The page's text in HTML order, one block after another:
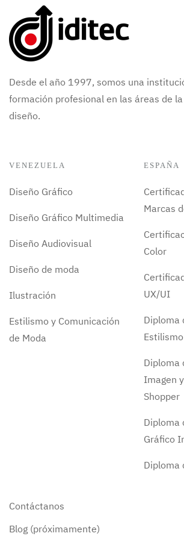
Desde el año 1997, somos una
formación profesional en las áreas de
diseño.
VENEZUELA
Diseño Gráfico
Diseño Gráfico Multimedia
Diseño Audiovisual
Diseño de moda
Ilustración
Estilismo y Comunicación
de Moda
ESPAÑA
Marcas
Color
UX/UI
Diploma
Diploma
Imagen
Shopper
Diploma
Gráfico
Diploma
Contáctanos
Blog (próximamente)